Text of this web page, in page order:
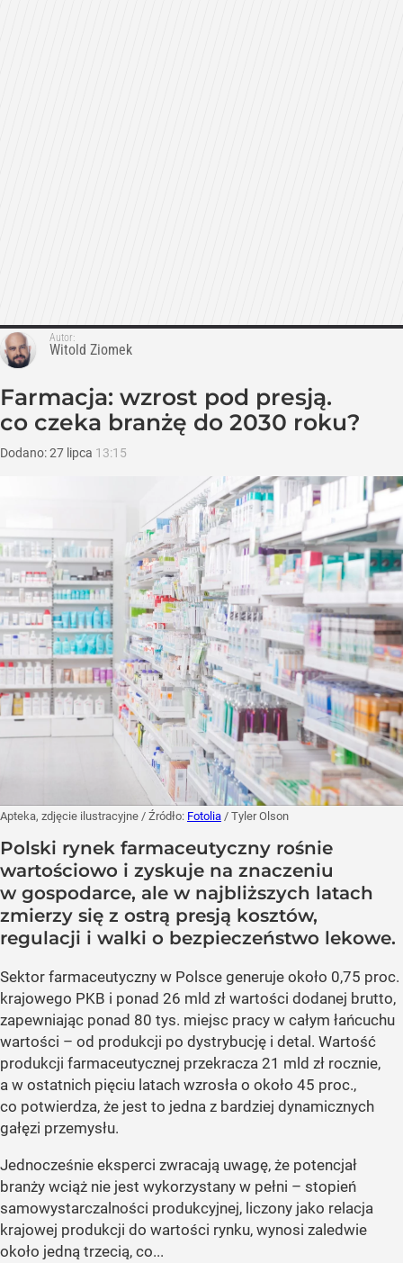
Autor:
Witold Ziomek
Farmacja: wzrost pod presją.
co czeka branżę do 2030 roku?
Dodano:27 lipca 13:15
Apteka, zdjęcie ilustracyjne / Źródło: Fotolia / Tyler Olson
Polski rynek farmaceutyczny rośnie
wartościowo i zyskuje na znaczeniu
w gospodarce, ale w najbliższych latach
zmierzy się z ostrą presją kosztów,
regulacji i walki o bezpieczeństwo lekowe.
Sektor farmaceutyczny w Polsce generuje około 0,75 proc.
krajowego PKB i ponad 26 mld zł wartości dodanej brutto,
zapewniając ponad 80 tys. miejsc pracy w całym łańcuchu
wartości – od produkcji po dystrybucję i detal. Wartość
produkcji farmaceutycznej przekracza 21 mld zł rocznie,
a w ostatnich pięciu latach wzrosła o około 45 proc.,
co potwierdza, że jest to jedna z bardziej dynamicznych
gałęzi przemysłu.
Jednocześnie eksperci zwracają uwagę, że potencjał
branży wciąż nie jest wykorzystany w pełni – stopień
samowystarczalności produkcyjnej, liczony jako relacja
krajowej produkcji do wartości rynku, wynosi zaledwie
około jedną trzecią, co...